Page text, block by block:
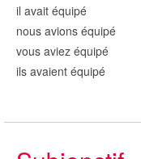
il avait équipé
nous avions équipé
vous aviez équipé
ils avaient équipé